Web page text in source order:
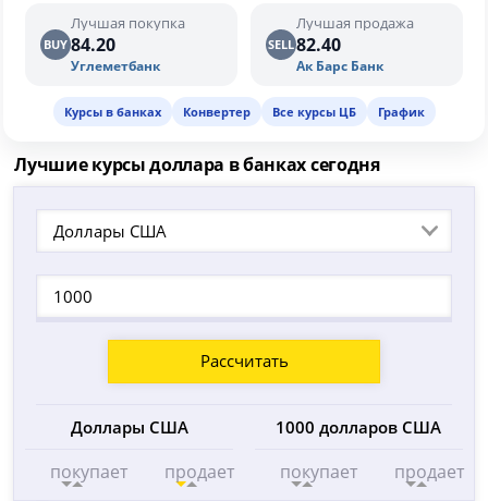
BUY
Лучшая покупка
84.20
Углеметбанк
SELL
Лучшая продажа
82.40
Ак Барс Банк
Курсы в банках Конвертер Все курсы ЦБ График
Лучшие курсы доллара в банках сегодня
Доллары США
Рассчитать
Доллары США
покупает продает
1000 долларов США
покупает продает